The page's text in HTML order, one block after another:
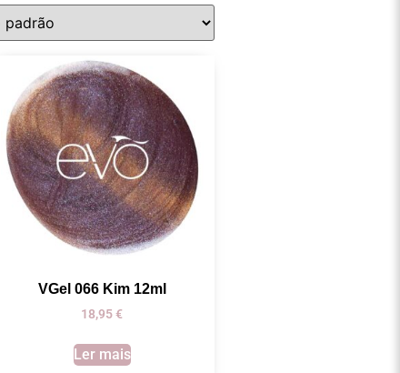
VGel 066 Kim 12ml
18,95€
Ler mais